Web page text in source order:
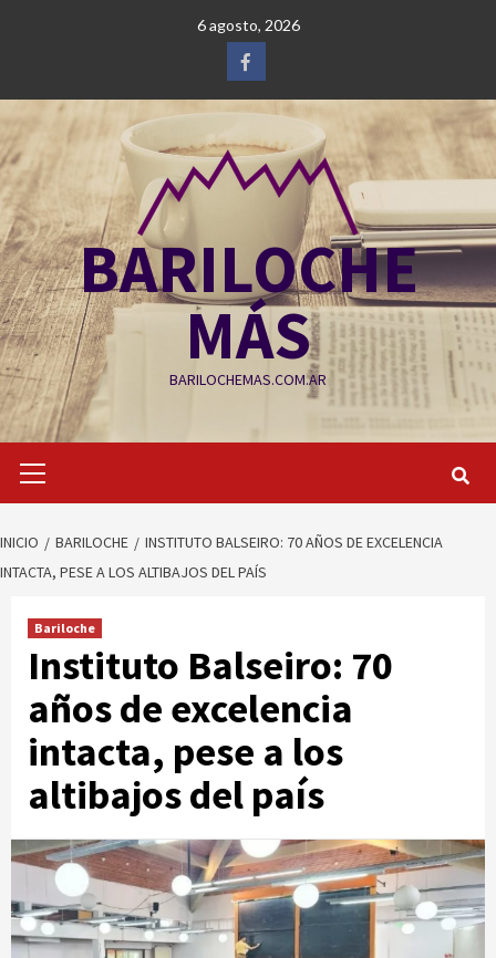
6 agosto, 2026
Facebook
BARILOCHE
MÁS
BARILOCHEMAS.COM.AR
primario
INICIO BARILOCHE
INSTITUTO BALSEIRO: 70 AÑOS DE EXCELENCIA
INTACTA, PESE A LOS ALTIBAJOS DEL PAÍS
Bariloche
Instituto Balseiro: 70
años de excelencia
intacta, pese a los
altibajos del país